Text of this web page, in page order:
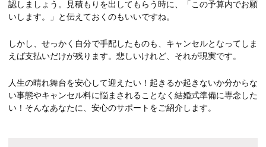
認しましょう。見積もりを出してもらう時に、「この予算内でお願
いします。」と伝えておくのもいいですね。
しかし、せっかく自分で手配したものも、キャンセルとなってしま
えば支払いだけが残ります。悲しいけれど、それが現実です。
人生の晴れ舞台を安心して迎えたい！起きるか起きないか分からな
い事態やキャンセル料に悩まされることなく結婚式準備に専念した
い！そんなあなたに、安心のサポートをご紹介します。